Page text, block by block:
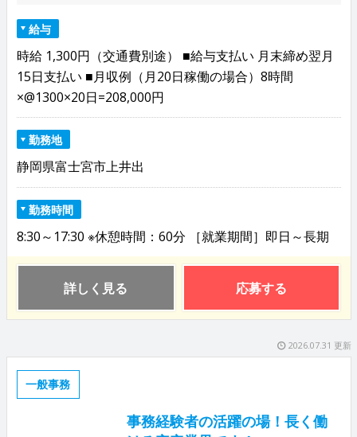
給与
時給 1,300円（交通費別途） ■給与支払い 月末締め翌月
15日支払い ■月収例（月20日稼働の場合）8時間
×@1300×20日=208,000円
勤務地
静岡県富士宮市上井出
勤務時間
8:30～17:30 ※休憩時間：60分 ［就業期間］即日～長期
詳しく見る 応募する
2026.07.31 更新
一般事務
事務経験者の活躍の場！長く働